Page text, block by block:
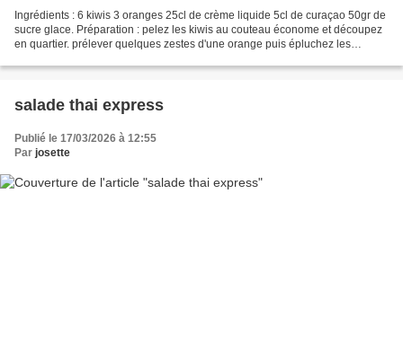
Ingrédients : 6 kiwis 3 oranges 25cl de crème liquide 5cl de curaçao 50gr de
sucre glace. Préparation : pelez les kiwis au couteau économe et découpez
en quartier. prélever quelques zestes d'une orange puis épluchez les
salade thai express
Publié le 17/03/2026 à 12:55
Par josette